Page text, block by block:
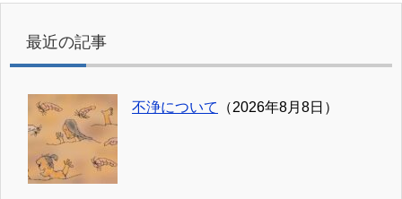
最近の記事
不浄について （2026年8月8日）